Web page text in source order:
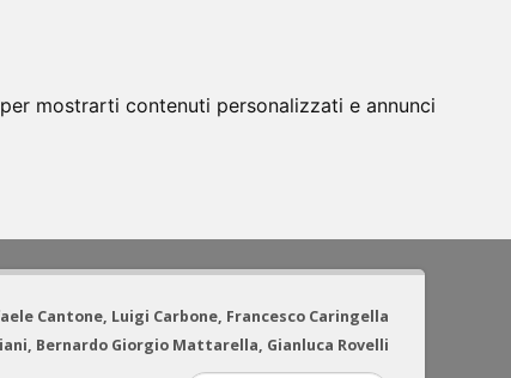
mostrarti contenuti personalizzati e annunci
Cantone, Luigi Carbone, Francesco Caringella
Bernardo Giorgio Mattarella, Gianluca Rovelli